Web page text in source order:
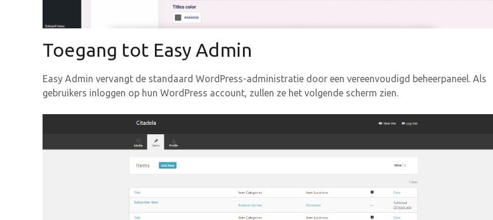
Toegang tot Easy Admin
Easy Admin vervangt de standaard WordPress-administratie door een vereenvoudigd beheerpaneel. Als
gebruikers inloggen op hun WordPress account, zullen ze het volgende scherm zien.